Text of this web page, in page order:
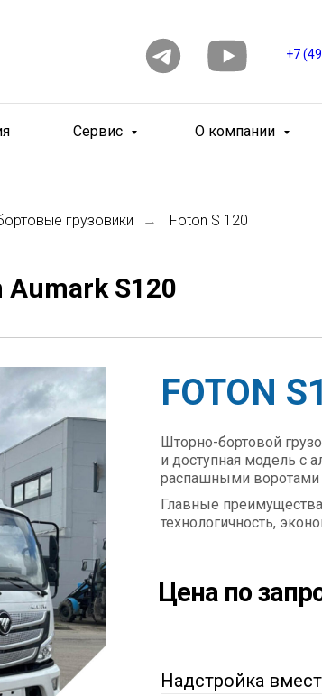
+7
Сервис О компании
грузовики → Foton S 120
S120
FOTON
Шторно-бортовой
и доступная модель
распашными воротами
Надстройка
Главные
технологичность,
Цена по